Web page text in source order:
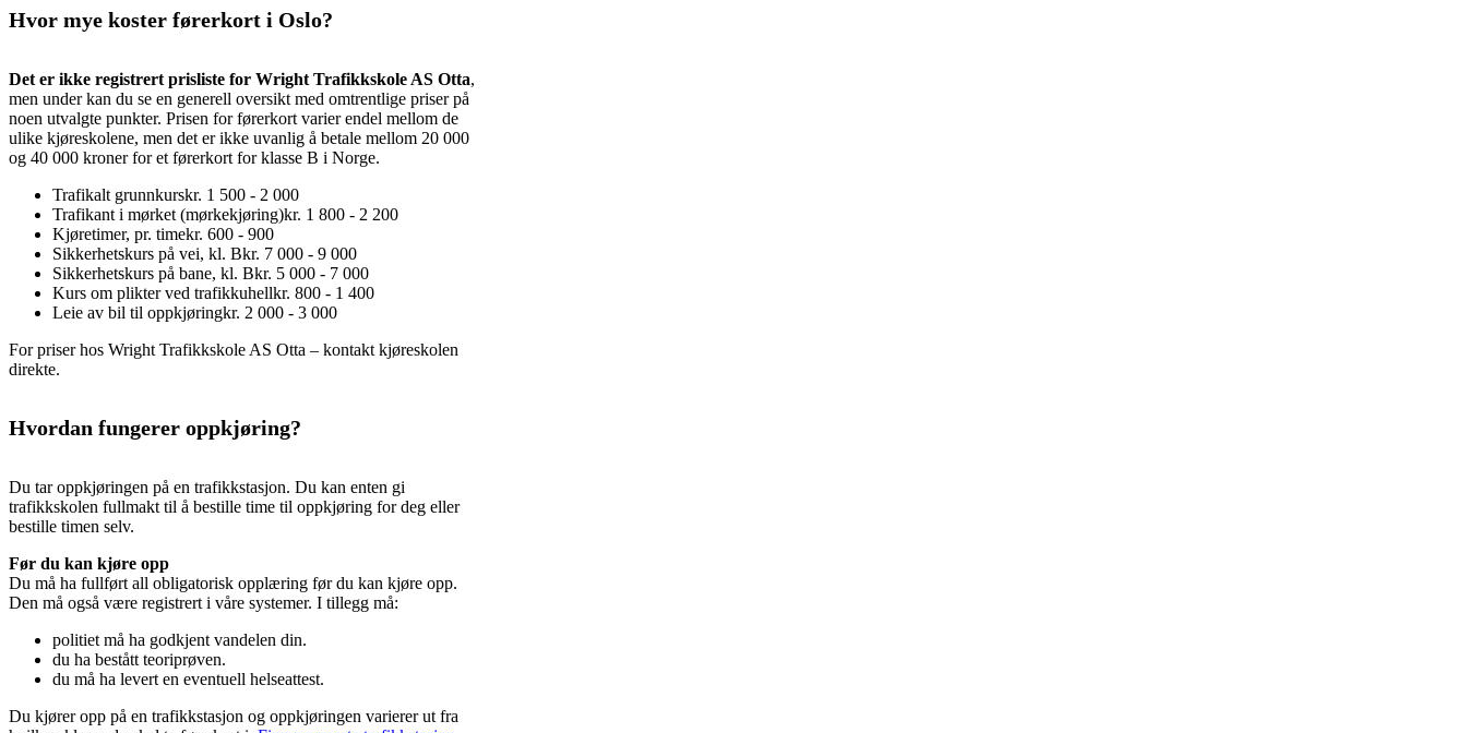
Hvor mye koster førerkort i Oslo?
Det er ikke registrert prisliste for Wright Trafikkskole AS Otta,
men under kan du se en generell oversikt med omtrentlige priser på
noen utvalgte punkter. Prisen for førerkort varier endel mellom de
ulike kjøreskolene, men det er ikke uvanlig å betale mellom 20 000
og 40 000 kroner for et førerkort for klasse B i Norge.
Trafikalt grunnkurskr. 1 500 - 2 000
Trafikant i mørket (mørkekjøring)kr. 1 800 - 2 200
Kjøretimer, pr. timekr. 600 - 900
Sikkerhetskurs på vei, kl. Bkr. 7 000 - 9 000
Sikkerhetskurs på bane, kl. Bkr. 5 000 - 7 000
Kurs om plikter ved trafikkuhellkr. 800 - 1 400
Leie av bil til oppkjøringkr. 2 000 - 3 000
For priser hos Wright Trafikkskole AS Otta – kontakt kjøreskolen
direkte.
Hvordan fungerer oppkjøring?
Du tar oppkjøringen på en trafikkstasjon. Du kan enten gi
trafikkskolen fullmakt til å bestille time til oppkjøring for deg eller
bestille timen selv.
Før du kan kjøre opp
Du må ha fullført all obligatorisk opplæring før du kan kjøre opp.
Den må også være registrert i våre systemer. I tillegg må:
politiet må ha godkjent vandelen din.
du ha bestått teoriprøven.
du må ha levert en eventuell helseattest.
Du kjører opp på en trafikkstasjon og oppkjøringen varierer ut fra